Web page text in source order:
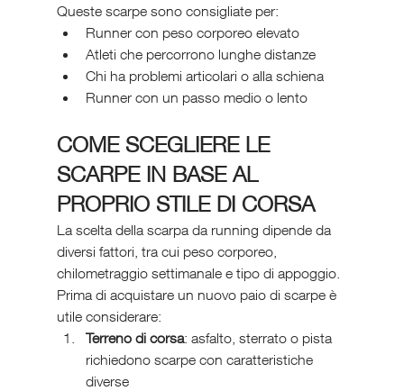
Queste scarpe sono consigliate per:
Runner con peso corporeo elevato
Atleti che percorrono lunghe distanze
Chi ha problemi articolari o alla schiena
Runner con un passo medio o lento
COME SCEGLIERE LE
SCARPE IN BASE AL
PROPRIO STILE DI CORSA
La scelta della scarpa da running dipende da
diversi fattori, tra cui peso corporeo,
chilometraggio settimanale e tipo di appoggio.
Prima di acquistare un nuovo paio di scarpe è
utile considerare:
Terreno di corsa: asfalto, sterrato o pista
richiedono scarpe con caratteristiche
diverse